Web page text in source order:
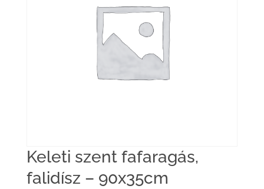
Keleti szent fafaragás,
falidísz – 90x35cm